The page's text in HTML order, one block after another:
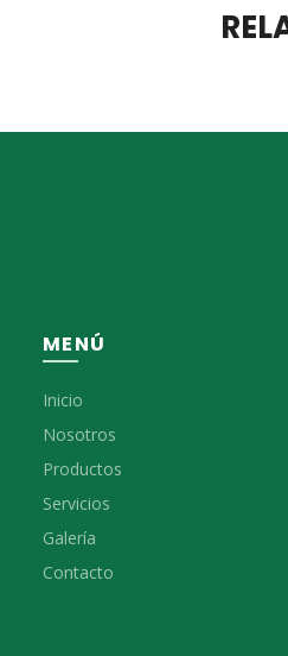
MENÚ
Inicio
Nosotros
Productos
Servicios
Galería
Contacto